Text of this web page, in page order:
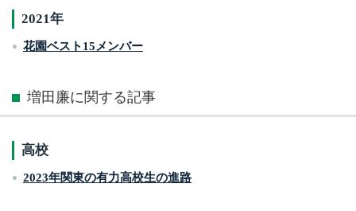
2021年
花園ベスト15メンバー
増田廉に関する記事
高校
2023年関東の有力高校生の進路